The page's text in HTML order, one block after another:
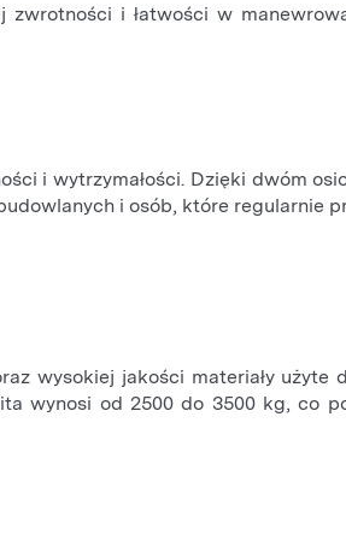
i łatwości w
i wytrzymałości. Dzięki dwóm
i osób, które regularnie
wysokiej jakości materiały użyte
wynosi od 2500 do 3500 kg, co